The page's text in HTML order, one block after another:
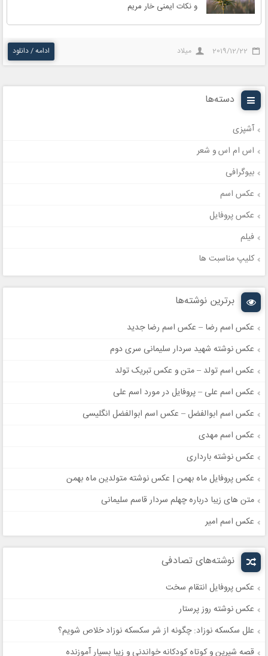
و نکات ایمنی خار مریم
2019/12/22 میلاد ادامه / دانلود
دسته‌ها
آشپزی
اس ام اس و شعر
بیوگرافی
عکس اسم
عکس پروفایل
فیلم
کلیپ مناسبت ها
برترین نوشته‌ها
عکس اسم رضا – عکس اسم رضا جدید
عکس نوشته شهید سردار سلیمانی سری دوم
عکس اسم تولد – متن و عکس تبریک تولد
عکس اسم علی – پروفایل در مورد اسم علی
عکس اسم ابوالفضل – عکس اسم ابوالفضل انگلیسی
عکس اسم مهدی
عکس نوشته بارداری
عکس پروفایل ماه بهمن | عکس نوشته متولدین ماه بهمن
متن های زیبا درباره چهلم سردار قاسم سلیمانی
عکس اسم امیر
نوشته‌های تصادفی
عکس پروفایل انتقام سخت
عکس نوشته روز پرستار
علل سكسكه نوزاد: چگونه از شر سکسکه نوزاد خلاص شویم؟
قصه شیرین و کوتاه کودکانه خواندنی و زیبا بسیار آموزنده